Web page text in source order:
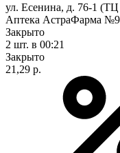
ул. Есенина, д. 76-1
Аптека АстраФарма №9
Закрыто
2 шт. в 00:21
Закрыто
21,29 р.